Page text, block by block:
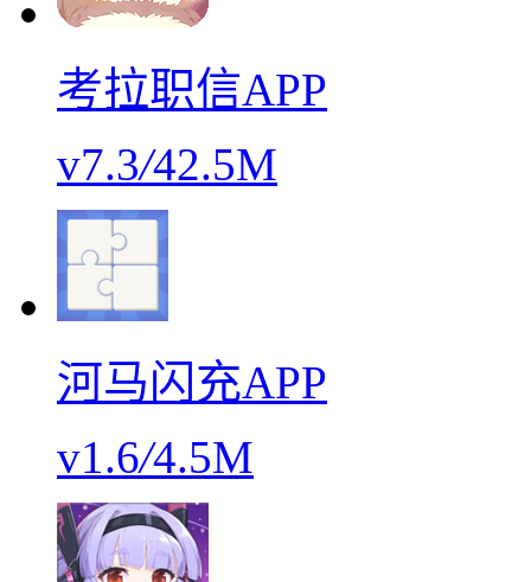
考拉职信APP
v7.3/42.5M
河马闪充APP
v1.6/4.5M